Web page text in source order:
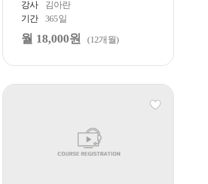
강사
김아란
기간
365일
월 18,000원 (12개월)